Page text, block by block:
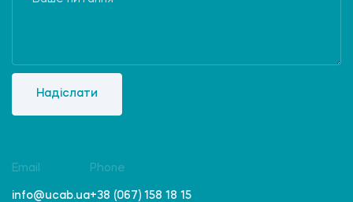
Надіслати
Email
info@ucab.ua
Phone
+38 (067) 158 18 15